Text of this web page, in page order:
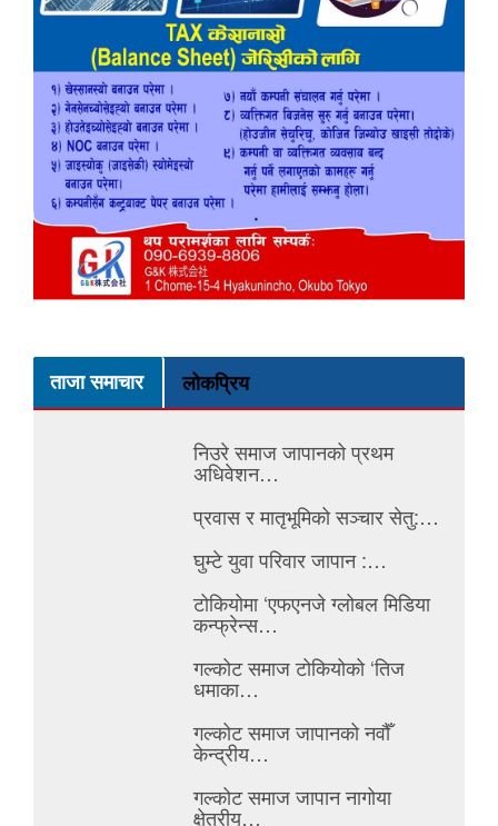
ताजा समाचार लोकप्रिय
निउरे समाज जापानको प्रथम
अधिवेशन…
प्रवास र मातृभूमिको सञ्चार सेतु:…
घुम्टे युवा परिवार जापान :…
टोकियोमा ‘एफएनजे ग्लोबल मिडिया
कन्फ्रेन्स…
गल्कोट समाज टोकियोको ‘तिज
धमाका…
गल्कोट समाज जापानको नवौँ
केन्द्रीय…
गल्कोट समाज जापान नागोया
क्षेत्रीय…